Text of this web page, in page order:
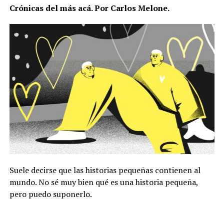
Crónicas del más acá. Por Carlos Melone.
Suele decirse que las historias pequeñas contienen al
mundo. No sé muy bien qué es una historia pequeña,
pero puedo suponerlo.